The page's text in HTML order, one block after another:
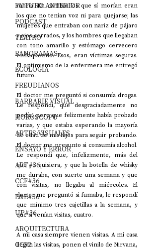
FUTURO ANTERIOR
PODCAST
TEATRO
PANORAMAS
ECOLOGÍA
FREUDIANOS
BARBARIE VISUAL
HORÓSCOPO
ARTES VISUALES
ENSAYO Y ERROR
ART#36
CCF#36
E&E#36
UP#36
ARQUITECTURA
CCF2
moría. En cambio los que sí morían eran
los que no tenían voz ni para quejarse; las
mujeres que entraban con nariz de pájaro
y ojos cerrados, y los hombres que llegaban
con tono amarillo y estómago cervecero
enflaquecido. Esos, eran víctimas seguras.
El optimismo de la enfermera me entregó
futuro.
El doctor me preguntó si consumía drogas.
Le respondí, que desgraciadamente no
podía, pero que felizmente había probado
varias, y que estaba esperando la mayoría
de edad de mis hijos para seguir probando.
El doctor me pregunto si consumía alcohol.
Le respondí que, infelizmente, más del
que yo quisiera, y que la botella de whisky
me duraba, con suerte una semana y que
con visitas, no llegaba al miércoles. El
doctor me preguntó si fumaba, le respondí
que mínimo tres cajetillas a la semana, y
que si venían visitas, cuatro.
A mi casa siempre vienen visitas. A mi casa
llegan las visitas, ponen el vinilo de Nirvana,